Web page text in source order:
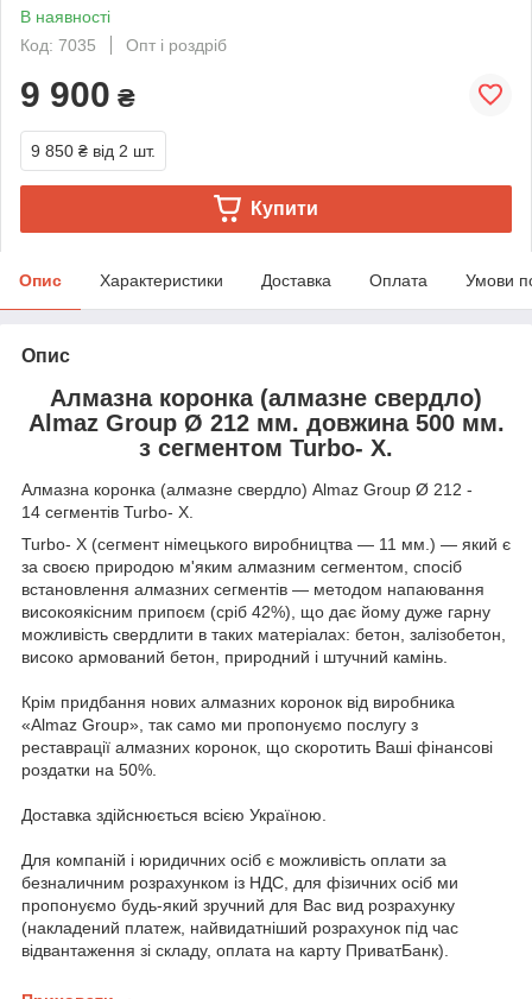
В наявності
Код: 7035
Опт і роздріб
9 900 ₴
9 850 ₴ від 2 шт.
Купити
Опис Характеристики Доставка Оплата Умови
Опис
Алмазна коронка(алмазне свердло)
Almaz Group Ø 212 мм. довжина 500 мм.
з сегментом Turbo- X.
Алмазна коронка (алмазне свердло) Almaz Group Ø 212 -
14 сегментів Turbo- X.
Turbo- X (сегмент німецького виробництва — 11 мм.) — який є
за своєю природою м'яким алмазним сегментом, спосіб
встановлення алмазних сегментів — методом напаювання
високоякісним припоєм (сріб 42%), що дає йому дуже гарну
можливість свердлити в таких матеріалах: бетон, залізобетон,
високо армований бетон, природний і штучний камінь.
Крім придбання нових алмазних коронок від виробника
«Almaz Group», так само ми пропонуємо послугу з
реставрації алмазних коронок, що скоротить Ваші фінансові
роздатки на 50%.
Доставка здійснюється всією Україною.
Для компаній і юридичних осіб є можливість оплати за
безналичним розрахунком із НДС, для фізичних осіб ми
пропонуємо будь-який зручний для Вас вид розрахунку
(накладений платеж, найвидатніший розрахунок під час
відвантаження зі складу, оплата на карту ПриватБанк).